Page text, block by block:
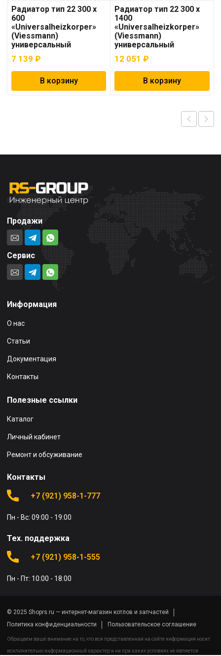
Радиатор тип 22 300 х
600
«Universalheizkorper»
(Viessmann)
универсальный
7 139 ₽
В корзину
Радиатор тип 22 300 x
1400
«Universalheizkorper»
(Viessmann)
универсальный
12 051₽
В корзину
Продажи
Сервис
Информация
О нас
Статьи
Документация
Контакты
Полезные ссылки
Каталог
Личный кабинет
Ремонт и обсуживание
Контакты
+7 (921) 958-1-777
Пн - Вс: 09:00 - 19:00
Тех. поддержка
+7 (921) 958-1-555
Пн - Пт: 10:00 - 18:00
© 2025 Shoprs.ru — интернет-магазин котлов и запчастей
Политика конфиденциальности
Пользовательское соглашение
Обращаем ваше внимание на то, что вся представленная на сайте информация носит
исключительно информационный характер и ни при каких условиях не является